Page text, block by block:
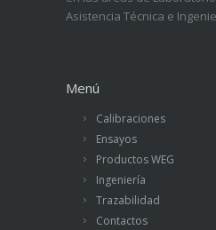
Asistencia Técnica e
Menú
Calibraciones
Ensayos
Productos WEG
Ingeniería
Trazabilidad
Contactos